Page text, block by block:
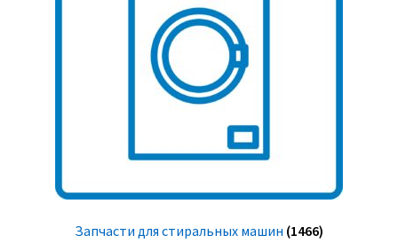
Запчасти для стиральных машин (1466)